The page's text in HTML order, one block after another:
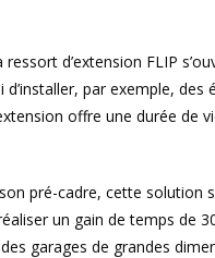
d’extension FLIP
par exemple, des
offre une durée de
pré-cadre, cette solution
un gain de temps de
garages de grandes